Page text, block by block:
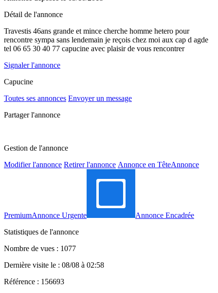
Détail de l'annonce
Travestis 46ans grande et mince cherche homme hetero pour
rencontre sympa sans lendemain je reçois chez moi aux cap d agde
tel 06 65 30 40 77 capucine avec plaisir de vous rencontrer
Signaler l'annonce
Capucine
Toutes ses annonces Envoyer un message
Partager l'annonce
Gestion de l'annonce
Modifier l'annonce Retirer l'annonce Annonce en TêteAnnonce
PremiumAnnonce Urgente
Annonce Encadrée
Statistiques de l'annonce
Nombre de vues : 1077
Dernière visite le : 08/08 à 02:58
Référence : 156693